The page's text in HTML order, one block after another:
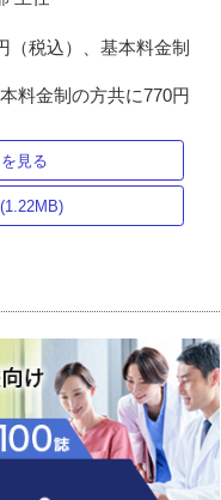
（税込）、基本料金制
料金制の方共に770円
見る